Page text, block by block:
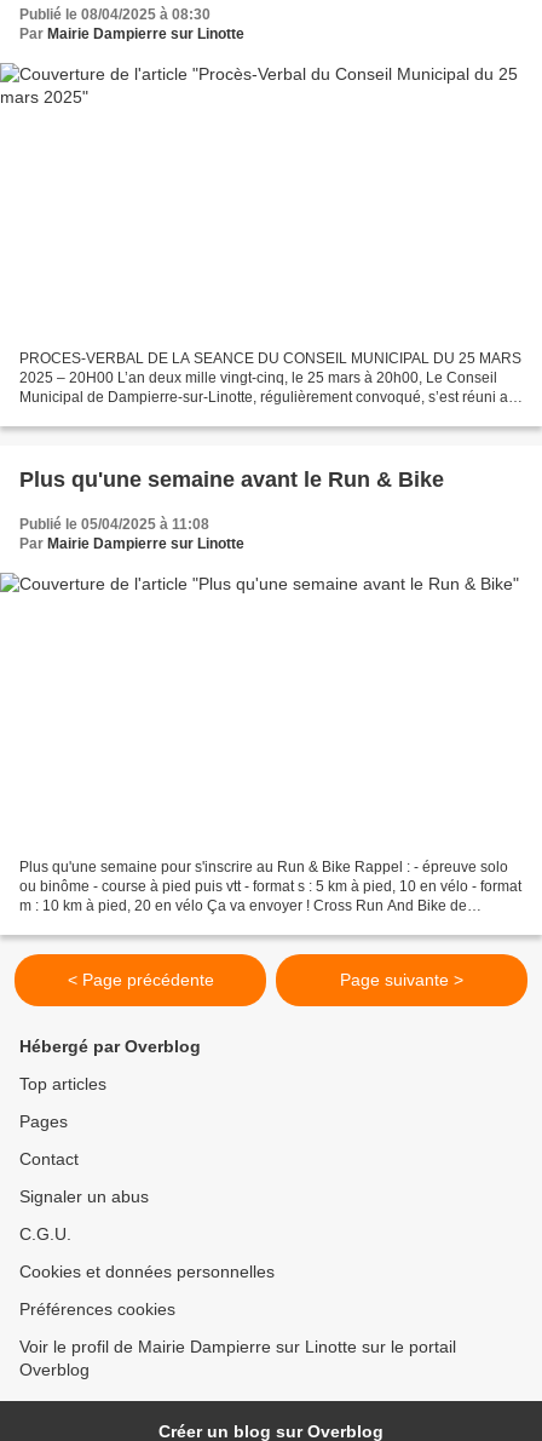
Publié le 08/04/2025 à 08:30
Par Mairie Dampierre sur Linotte
PROCES-VERBAL DE LA SEANCE DU CONSEIL MUNICIPAL DU 25 MARS
2025 – 20H00 L’an deux mille vingt-cinq, le 25 mars à 20h00, Le Conseil
Municipal de Dampierre-sur-Linotte, régulièrement convoqué, s’est réuni au
Plus qu'une semaine avant le Run & Bike
Publié le 05/04/2025 à 11:08
Par Mairie Dampierre sur Linotte
Plus qu'une semaine pour s'inscrire au Run & Bike Rappel : - épreuve solo
ou binôme - course à pied puis vtt - format s : 5 km à pied, 10 en vélo - format
m : 10 km à pied, 20 en vélo Ça va envoyer ! Cross Run And Bike de
< Page précédente Page suivante >
Hébergé par Overblog
Top articles
Pages
Contact
Signaler un abus
C.G.U.
Cookies et données personnelles
Préférences cookies
Voir le profil de Mairie Dampierre sur Linotte sur le portail
Overblog
Créer un blog sur Overblog